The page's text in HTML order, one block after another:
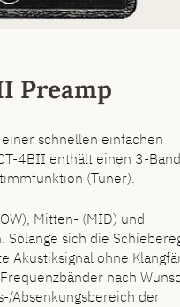
Preamp
schnellen einfachen
4BII enthält einen 3-
(Tuner).
Mitten- (MID) und
Solange sich die
Akustiksignal ohne
nach
Absenkungsbereich der